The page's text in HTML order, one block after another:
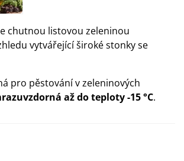
chutnou listovou zeleninou
vytvářející široké stonky se
pro pěstování v zeleninových
až do teploty -15 °C.